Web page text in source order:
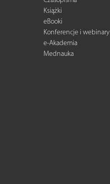
Książki
eBooki
Konferencje i webinary
e-Akademia
Mednauka